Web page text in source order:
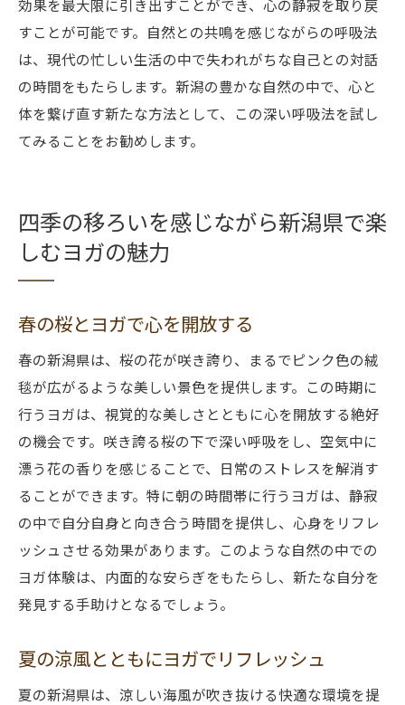
効果を最大限に引き出すことができ、心の静寂を取り戻
すことが可能です。自然との共鳴を感じながらの呼吸法
は、現代の忙しい生活の中で失われがちな自己との対話
の時間をもたらします。新潟の豊かな自然の中で、心と
体を繋げ直す新たな方法として、この深い呼吸法を試し
てみることをお勧めします。
四季の移ろいを感じながら新潟県で楽
しむヨガの魅力
春の桜とヨガで心を開放する
春の新潟県は、桜の花が咲き誇り、まるでピンク色の絨
毯が広がるような美しい景色を提供します。この時期に
行うヨガは、視覚的な美しさとともに心を開放する絶好
の機会です。咲き誇る桜の下で深い呼吸をし、空気中に
漂う花の香りを感じることで、日常のストレスを解消す
ることができます。特に朝の時間帯に行うヨガは、静寂
の中で自分自身と向き合う時間を提供し、心身をリフレ
ッシュさせる効果があります。このような自然の中での
ヨガ体験は、内面的な安らぎをもたらし、新たな自分を
発見する手助けとなるでしょう。
夏の涼風とともにヨガでリフレッシュ
夏の新潟県は、涼しい海風が吹き抜ける快適な環境を提